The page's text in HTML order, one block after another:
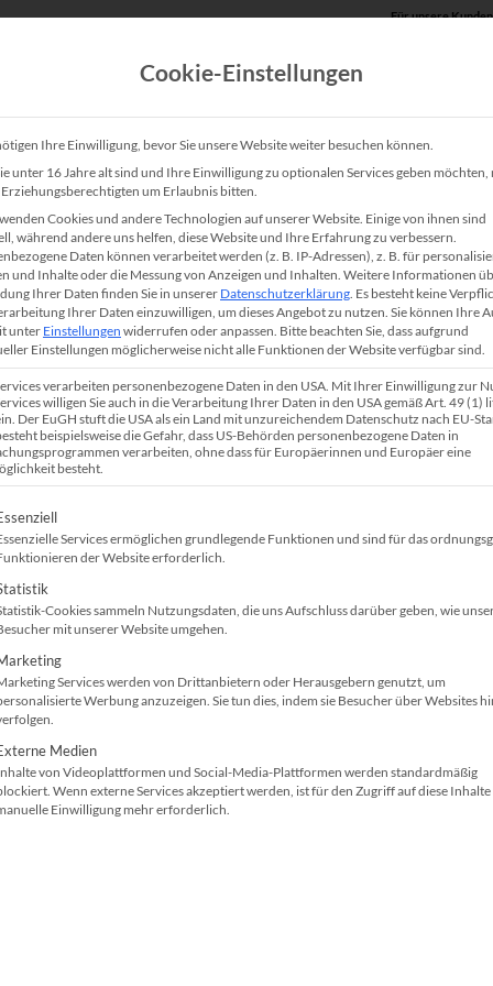
Für unsere
Produkte Unsere Lösungen
Lösung für Ihr
wie Baupläne, technische Zeichnungen oder
Wahl. Einen Plotter zu kaufen bedeutet zwar eine
Flexibilität und Kontrolle über alle Druckprozesse. Vor
Ingenieurwesen und Werbetechnik profitieren von
Sie alles, was Sie wissen müssen, um die
eigene Plotter im Arbeitsalltag bietet.
Cookie-Einstellungen
Ihre Einwilligung, bevor Sie unsere Website weiter besuchen können.
unter 16 Jahre alt sind und Ihre Einwilligung zu optionalen Services geben möchten,
Erziehungsberechtigten um Erlaubnis bitten.
Cookies und andere Technologien auf unserer Website. Einige von ihnen sind
während andere uns helfen, diese Website und Ihre Erfahrung zu verbessern.
Daten können verarbeitet werden (z. B. IP-Adressen), z. B. für
und Inhalte oder die Messung von Anzeigen und Inhalten. Weitere Informationen
Ihrer Daten finden Sie in unserer Datenschutzerklärung. Es besteht keine
Ihrer Daten einzuwilligen, um dieses Angebot zu nutzen. Sie können Ihre
unterEinstellungen widerrufen oder anpassen. Bitte beachten Sie, dass aufgrund
Einstellungen möglicherweise nicht alle Funktionen der Website verfügbar sind.
verarbeiten personenbezogene Daten in den USA. Mit Ihrer Einwilligung zur
willigen Sie auch in die Verarbeitung Ihrer Daten in den USA gemäß Art. 49 (1)
Der EuGH stuft die USA als ein Land mit unzureichendem Datenschutz nach EU-
beispielsweise die Gefahr, dass US-Behörden personenbezogene Daten in
verarbeiten, ohne dass für Europäerinnen und Europäer eine
besteht.
eine Liste der Service-Gruppen, für die
Services ermöglichen grundlegende Funktionen und sind für das
der Website erforderlich.
Cookies sammeln Nutzungsdaten, die uns Aufschluss darüber geben, wie
mit unserer Website umgehen.
Services werden von Drittanbietern oder Herausgebern genutzt, um
Werbung anzuzeigen. Sie tun dies, indem sie Besucher über Websites
Medien
von Videoplattformen und Social-Media-Plattformen werden standardmäßig
Wenn externe Services akzeptiert werden, ist für den Zugriff auf diese Inhalte
Einwilligung mehr erforderlich.